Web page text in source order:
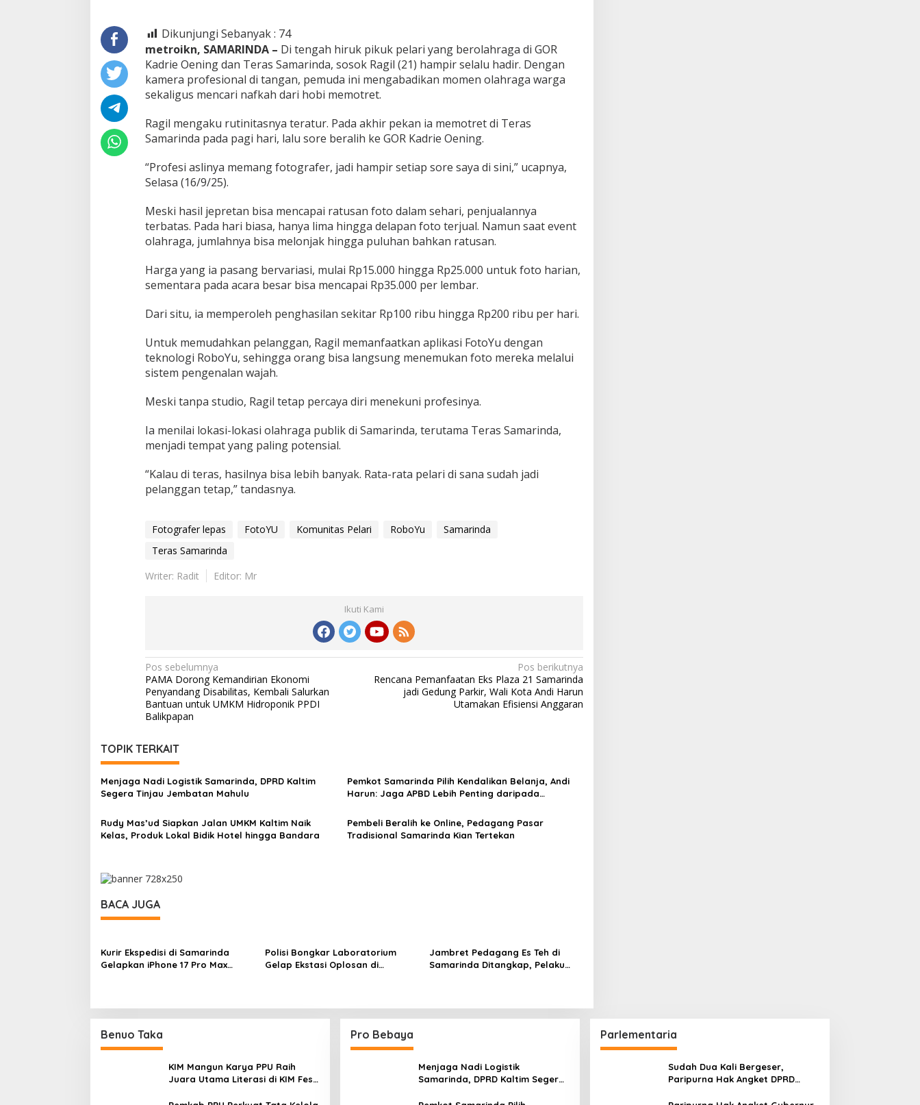
Dikunjungi Sebanyak : 74
metroikn, SAMARINDA – Di tengah hiruk pikuk pelari yang berolahraga di GOR
Kadrie Oening dan Teras Samarinda, sosok Ragil (21) hampir selalu hadir. Dengan
kamera profesional di tangan, pemuda ini mengabadikan momen olahraga warga
sekaligus mencari nafkah dari hobi memotret.
Ragil mengaku rutinitasnya teratur. Pada akhir pekan ia memotret di Teras
Samarinda pada pagi hari, lalu sore beralih ke GOR Kadrie Oening.
“Profesi aslinya memang fotografer, jadi hampir setiap sore saya di sini,” ucapnya,
Selasa (16/9/25).
Meski hasil jepretan bisa mencapai ratusan foto dalam sehari, penjualannya
terbatas. Pada hari biasa, hanya lima hingga delapan foto terjual. Namun saat event
olahraga, jumlahnya bisa melonjak hingga puluhan bahkan ratusan.
Harga yang ia pasang bervariasi, mulai Rp15.000 hingga Rp25.000 untuk foto harian,
sementara pada acara besar bisa mencapai Rp35.000 per lembar.
Dari situ, ia memperoleh penghasilan sekitar Rp100 ribu hingga Rp200 ribu per hari.
Untuk memudahkan pelanggan, Ragil memanfaatkan aplikasi FotoYu dengan
teknologi RoboYu, sehingga orang bisa langsung menemukan foto mereka melalui
sistem pengenalan wajah.
Meski tanpa studio, Ragil tetap percaya diri menekuni profesinya.
Ia menilai lokasi-lokasi olahraga publik di Samarinda, terutama Teras Samarinda,
menjadi tempat yang paling potensial.
“Kalau di teras, hasilnya bisa lebih banyak. Rata-rata pelari di sana sudah jadi
pelanggan tetap,” tandasnya.
Fotografer lepas FotoYU Komunitas Pelari RoboYu
Samarinda
Teras Samarinda
Writer: Radit
Editor: Mr
Ikuti Kami
Navigasi
pos
Pos sebelumnya
PAMA Dorong Kemandirian Ekonomi
Penyandang Disabilitas, Kembali Salurkan
Bantuan untuk UMKM Hidroponik PPDI
Balikpapan
Pos berikutnya
Rencana Pemanfaatan Eks Plaza 21 Samarinda
jadi Gedung Parkir, Wali Kota Andi Harun
Utamakan Efisiensi Anggaran
TOPIK TERKAIT
Menjaga Nadi Logistik Samarinda, DPRD Kaltim
Segera Tinjau Jembatan Mahulu
Pemkot Samarinda Pilih Kendalikan Belanja, Andi
Harun: Jaga APBD Lebih Penting daripada
Rudy Mas’ud Siapkan Jalan UMKM Kaltim Naik
Kelas, Produk Lokal Bidik Hotel hingga Bandara
Pembeli Beralih ke Online, Pedagang Pasar
Tradisional Samarinda Kian Tertekan
BACA JUGA
Kurir Ekspedisi di Samarinda
Gelapkan iPhone 17 Pro Max
Polisi Bongkar Laboratorium
Gelap Ekstasi Oplosan di
Jambret Pedagang Es Teh di
Samarinda Ditangkap, Pelaku
Benuo Taka
KIM Mangun Karya PPU Raih
Juara Utama Literasi di KIM Fest
Pro Bebaya
Menjaga Nadi Logistik
Samarinda, DPRD Kaltim Segera
Parlementaria
Sudah Dua Kali Bergeser,
Paripurna Hak Angket DPRD